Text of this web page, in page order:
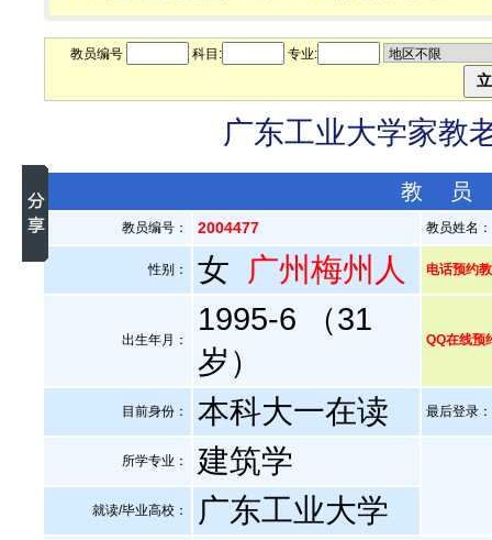
教员编号 科目: 专业:
广东工业大学家教
教
教员编号： 2004477 教员姓名
性别： 女 广州梅州人 电话预约
出生年月：
1995-6 （31
岁）
QQ在线预
目前身份： 本科大一在读 最后登录
所学专业： 建筑学
就读/毕业高校： 广东工业大学